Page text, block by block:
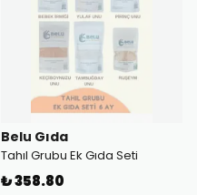
Belu Gıda
Tahıl Grubu Ek Gıda Seti
₺ 358.80